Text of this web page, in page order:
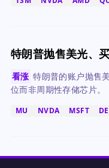
特朗普抛售美光、
看涨 特朗普的账户抛售
位而非周期性存储芯片。
MU NVDA MSFT